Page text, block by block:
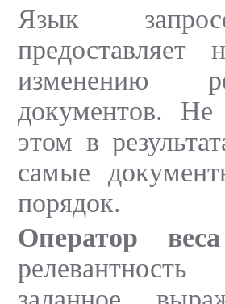
Язык
предоставляет
изменению
документов. Не
этом в
самые
порядок.
Оператор